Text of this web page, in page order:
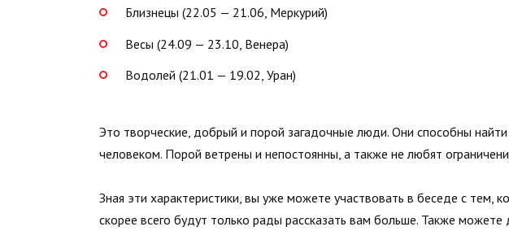
Близнецы (22.05 — 21.06, Меркурий)
Весы (24.09 — 23.10, Венера)
Водолей (21.01 — 19.02, Уран)
Это творческие, добрый и порой загадочные люди. Они способны
человеком. Порой ветрены и непостоянны, а также не любят
Зная эти характеристики, вы уже можете участвовать в беседе с тем,
скорее всего будут только рады рассказать вам больше. Также можете